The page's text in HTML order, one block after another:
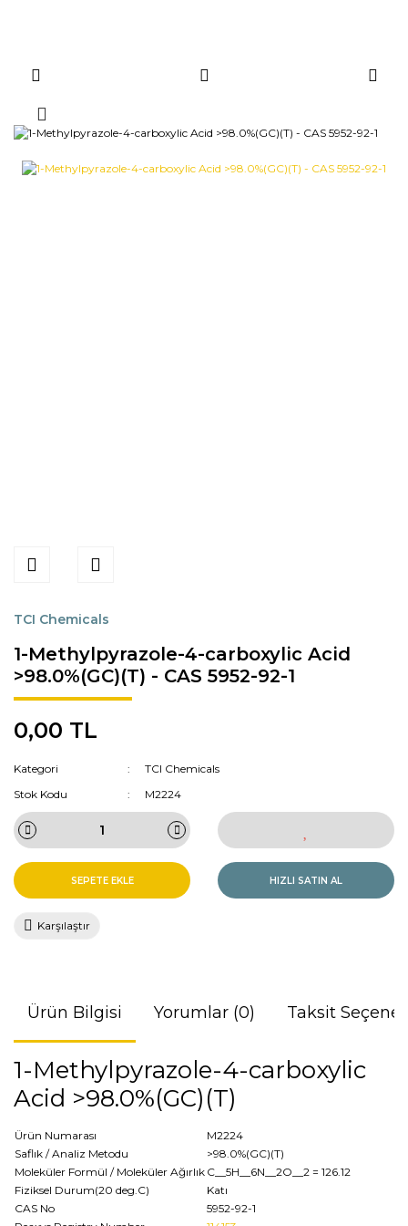
TCI Chemicals
1-Methylpyrazole-4-carboxylic Acid
>98.0%(GC)(T) - CAS 5952-92-1
0,00 TL
Kategori
TCI Chemicals
Stok Kodu
M2224
SEPETE EKLE HIZLI SATIN AL
Karşılaştır
Ürün Bilgisi Yorumlar (0) Taksit
1-Methylpyrazole-4-carboxylic
Acid >98.0%(GC)(T)
Ürün Numarası
M2224
Saflık / Analiz Metodu
>98.0%(GC)(T)
Moleküler Formül / Moleküler Ağırlık C__5H__6N__2O__2 = 126.12
Fiziksel Durum(20 deg.C)
Katı
CAS No
5952-92-1